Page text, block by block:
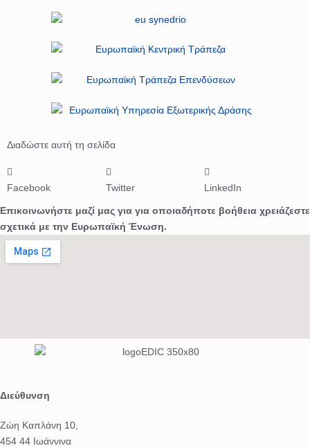
Διαδώστε αυτή τη σελίδα
Facebook Twitter LinkedIn
Επικοινωνήστε μαζί μας για για οποιαδήποτε βοήθεια χρειάζεστε
σχετικά με την Ευρωπαϊκή Ένωση.
Διεύθυνση
Ζώη Καπλάνη 10,
454 44 Ιωάννινα